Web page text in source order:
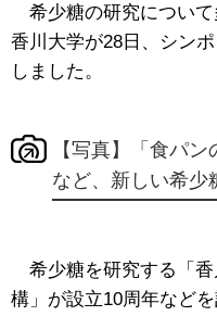
希少糖の研究について
香川大学が28日、シン
しました。
【写真】「食パ
など、新しい希少
希少糖を研究する「香
構」が設立10周年など